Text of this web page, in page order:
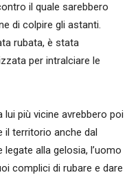
il quale sarebbero
di colpire gli astanti.
rubata, è stata
per intralciare le
lui più vicine avrebbero poi
il territorio anche dal
alla gelosia, l’uomo
complici di rubare e dare